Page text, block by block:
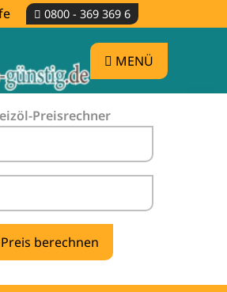
0800 - 369 369 6
MENÜ
Preisrechner
-
tanken